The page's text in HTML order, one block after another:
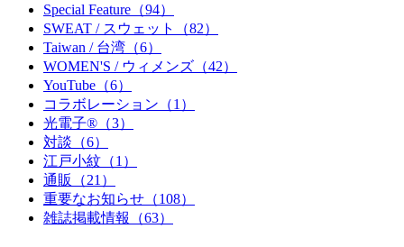
Special Feature（94）
SWEAT / スウェット（82）
Taiwan / 台湾（6）
WOMEN'S / ウィメンズ（42）
YouTube（6）
コラボレーション（1）
光電子®（3）
対談（6）
江戸小紋（1）
通販（21）
重要なお知らせ（108）
雑誌掲載情報（63）